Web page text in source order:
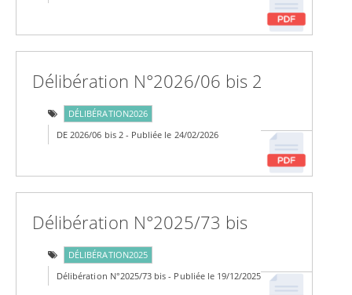
Délibération N°2026/06 bis 2
DÉLIBÉRATION2026
DE 2026/06 bis 2 - Publiée le 24/02/2026
Délibération N°2025/73 bis
DÉLIBÉRATION2025
Délibération N°2025/73 bis - Publiée le 19/12/2025